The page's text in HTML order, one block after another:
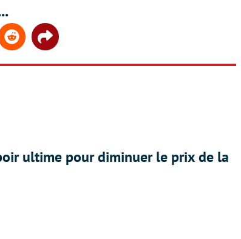
Reddit Share
ultime pour diminuer le prix de la